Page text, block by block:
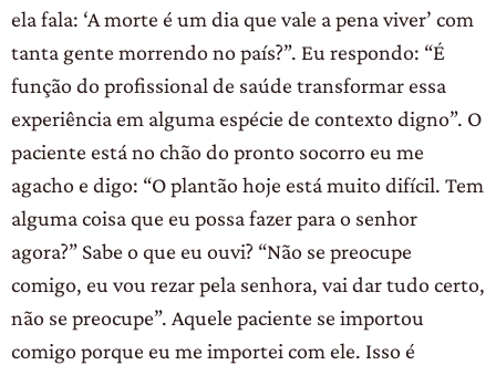
ela fala: ‘A morte é um dia que vale a pena viver’ com
tanta gente morrendo no país?”. Eu respondo: “É
função do profissional de saúde transformar essa
experiência em alguma espécie de contexto digno”. O
paciente está no chão do pronto socorro eu me
agacho e digo: “O plantão hoje está muito difícil. Tem
alguma coisa que eu possa fazer para o senhor
agora?” Sabe o que eu ouvi? “Não se preocupe
comigo, eu vou rezar pela senhora, vai dar tudo certo,
não se preocupe”. Aquele paciente se importou
comigo porque eu me importei com ele. Isso é